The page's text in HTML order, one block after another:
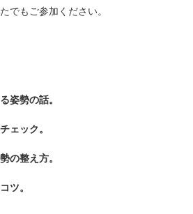
でもご参加ください。
姿勢の話。
ェック。
の整え方。
ツ。